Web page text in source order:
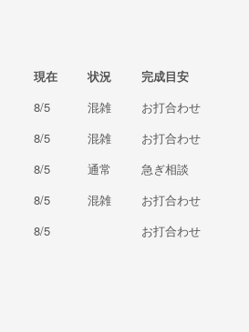
現在 状況
完成目安
8/5 混雑
お打合わせ
8/5 混雑
お打合わせ
8/5 通常
急ぎ相談
8/5 混雑
お打合わせ
8/5 お打合わせ